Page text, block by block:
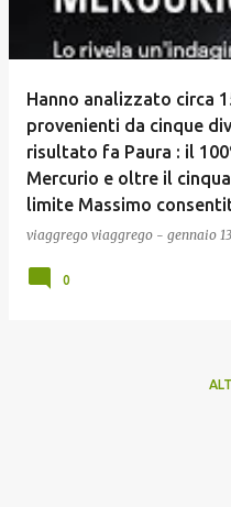
Hanno analizzato circa
provenienti da cinque
risultato fa Paura : il
Mercurio e oltre il
limite Massimo
viaggrego viaggrego - gennaio
0